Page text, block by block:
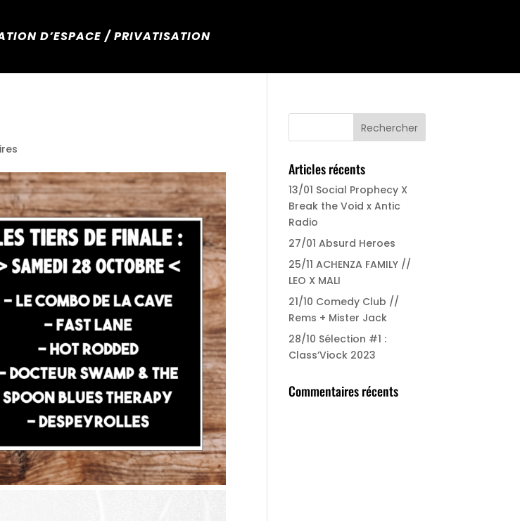
D’ESPACE / PRIVATISATION
Articles récents
13/01 Social Prophecy X
Break the Void x Antic
Radio
27/01 Absurd Heroes
25/11 ACHENZA FAMILY //
LEO X MALI
21/10 Comedy Club //
Rems + Mister Jack
28/10 Sélection #1 :
Class’Viock 2023
Commentaires récents